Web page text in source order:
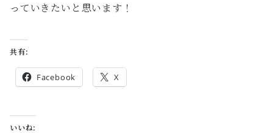
っていきたいと思います！
共有:
Facebook X
いいね: